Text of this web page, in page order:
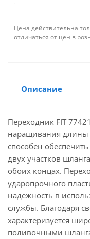
Цена действительна
отличаться от цен в
Описание
Переходник FIT
наращивания длины
способен
двух участков
обоих концах.
ударопрочного
надежность в
службы. Благодаря
характеризуется
поливочными